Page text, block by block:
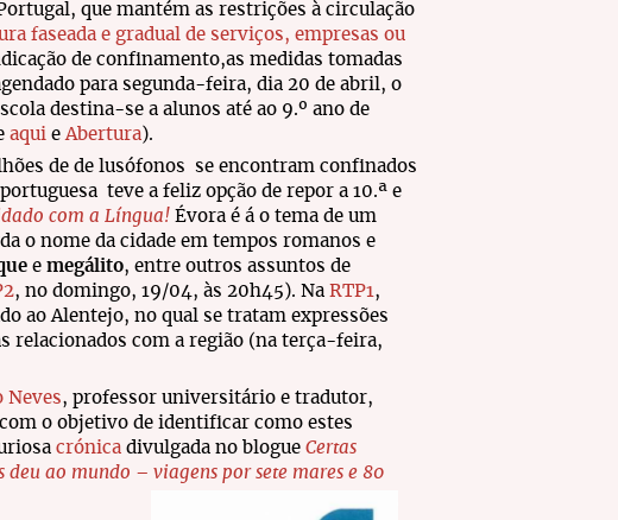
que mantém as restrições à circulação
faseada e gradual de serviços, empresas ou
de confinamento,as medidas tomadas
para segunda-feira, dia 20 de abril, o
destina-se a alunos até ao 9.º ano de
aqui eAbertura).
de de lusófonos se encontram confinados
teve a feliz opção de repor a 10.ª e
com a Língua! Évora é á o tema de um
o nome da cidade em tempos romanos e
e megálito, entre outros assuntos de
, no domingo, 19/04, às 20h45). Na RTP1,
ao Alentejo, no qual se tratam expressões
relacionados com a região (na terça-feira,
Neves, professor universitário e tradutor,
o objetivo de identificar como estes
crónica divulgada no blogue Certas
deu ao mundo – viagens por sete mares e 80